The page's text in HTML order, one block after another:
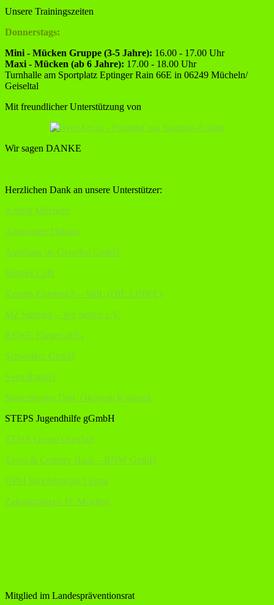
Unsere Trainingszeiten
Donnerstags:
Mini - Mücken Gruppe (3-5 Jahre): 16.00 - 17.00 Uhr
Maxi - Mücken (ab 6 Jahre): 17.00 - 18.00 Uhr
Turnhalle am Sportplatz Eptinger Rain 66E in 06249 Mücheln/
Geiseltal
Mit freundlicher Unterstützung von
Wir sagen DANKE
Herzlichen Dank an unsere Unterstützer:
Autofit Mücheln,
Autocenter Dübner,
Autohaus im Geiseltal GmbH
Eistaler Cafè
Kerstin Eisenreich – MdL (DIE LINKE)
MZ Stiftung – Wir helfen e.V.
REWE Förster oHG
Schweiker GmbH
Sven Runkel
Steuerberater Dipl. Ökonom Kuhaupt,
STEPS Jugendhilfe gGmbH
TEHA Group Querfurt
Town & Country Haus – BNW GmbH
UPM Biochemicals Leuna
Zahnarztpraxis H. Mögling
Mitglied im Landespräventionsrat